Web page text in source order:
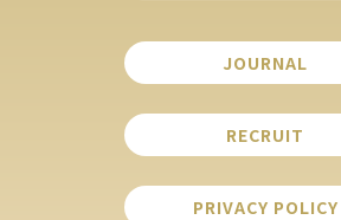
JOURNAL
RECRUIT
PRIVACY POLICY